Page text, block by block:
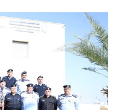
اجتماعات
إنجازات
برامج
توعوية
الخدمات
الإلكترونية
وفيديو
مجلة